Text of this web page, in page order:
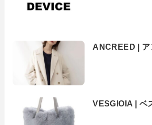
ANCREED | ア
VESGIOIA | ベ